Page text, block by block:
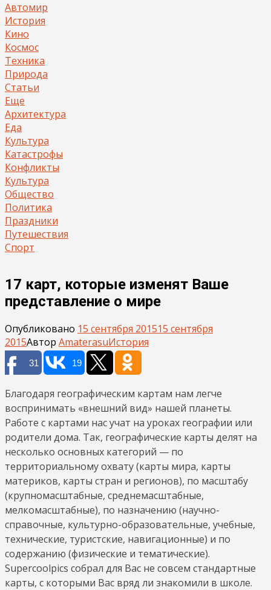
Автомир
История
Кино
Космос
Техника
Природа
Статьи
Еще
Архитектура
Еда
Культура
Катастрофы
Конфликты
Культура
Общество
Политика
Праздники
Путешествия
Спорт
17 карт, которые изменят Ваше
представление о мире
Опубликовано 15 сентября 201515 сентября
2015Автор AmaterasuИстория
31 19
Благодаря географическим картам нам легче
воспринимать «внешний вид» нашей планеты.
Работе с картами нас учат на уроках географии или
родители дома. Так, географические карты делят на
несколько основных категорий — по
территориальному охвату (карты мира, карты
материков, карты стран и регионов), по масштабу
(крупномасштабные, среднемасштабные,
мелкомасштабные), по назначению (научно-
справочные, культурно-образовательные, учебные,
технические, туристские, навигационные) и по
содержанию (физические и тематические).
Supercoolpics собрал для Вас не совсем стандартные
карты, с которыми Вас вряд ли знакомили в школе.